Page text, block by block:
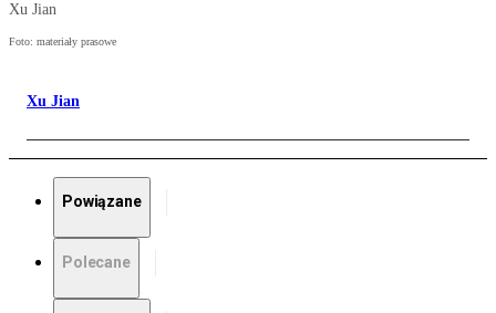
Xu Jian
Foto: materiały prasowe
Xu Jian
Powiązane
Polecane